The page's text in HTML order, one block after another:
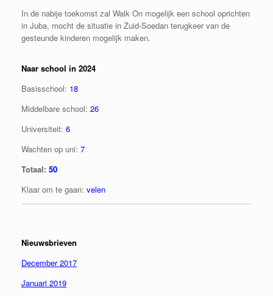
In de nabije toekomst zal Walk On mogelijk een school oprichten
in Juba, mocht de situatie in Zuid-Soedan terugkeer van de
gesteunde kinderen mogelijk maken.
Naar school in 2024
Basisschool: 18
Middelbare school: 26
Universiteit: 6
Wachten op uni: 7
Totaal: 50
Klaar om te gaan: velen
Nieuwsbrieven
December 2017
Januari 2019